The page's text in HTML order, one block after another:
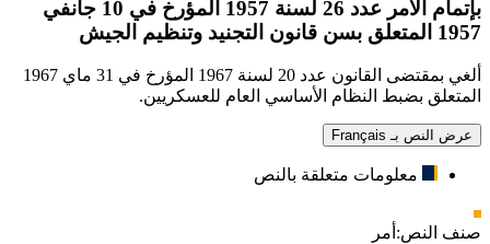
بإتمام الأمر عدد 26 لسنة 1957 المؤرخ في 10 جانفي
1957 المتعلق بسن قانون التجنيد وتنظيم الجيش
ألغي بمقتضى القانون عدد 20 لسنة 1967 المؤرخ في 31 ماي 1967
المتعلق بضبط النظام الأساسي العام للعسكريين.
عرض النص بـ Français
معلومات متعلقة بالنص
صنف النص: أمر